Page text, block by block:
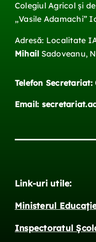
Colegiul Agricol și
„Vasile Adamachi”
Adresă: Localitate
Mihail Sadoveanu,
Telefon Secretariat:
Email:
Link-uri utile:
Ministerul
Inspectoratul